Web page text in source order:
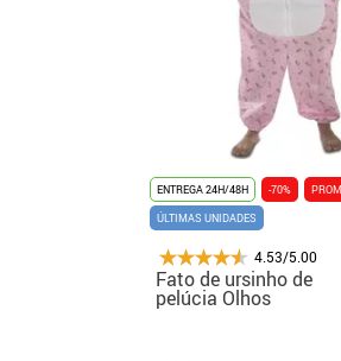
ENTREGA 24H/48H -70%
ÚLTIMAS UNIDADES
4.53/5.00
Fato de ursinho de
pelúcia Olhos
grandes para